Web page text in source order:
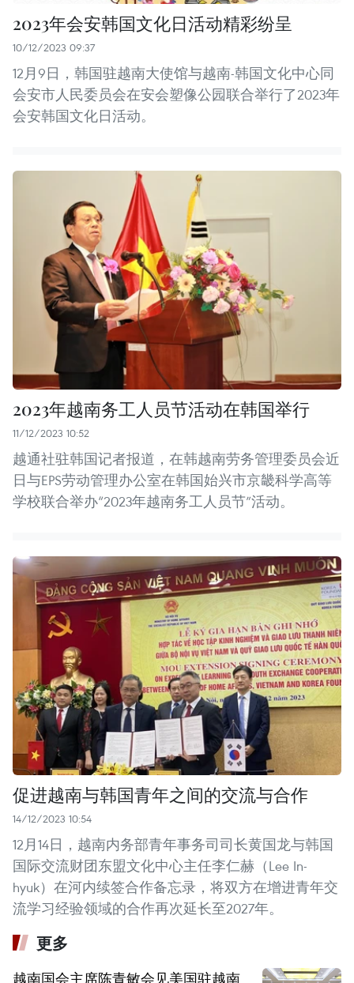
2023年会安韩国文化日活动精彩纷呈
10/12/2023 09:37
12月9日，韩国驻越南大使馆与越南-韩国文化中心同
会安市人民委员会在安会塑像公园联合举行了2023年
会安韩国文化日活动。
2023年越南务工人员节活动在韩国举行
11/12/2023 10:52
越通社驻韩国记者报道，在韩越南劳务管理委员会近
日与EPS劳动管理办公室在韩国始兴市京畿科学高等
学校联合举办“2023年越南务工人员节”活动。
促进越南与韩国青年之间的交流与合作
14/12/2023 10:54
12月14日，越南内务部青年事务司司长黄国龙与韩国
国际交流财团东盟文化中心主任李仁赫（Lee In-
hyuk）在河内续签合作备忘录，将双方在增进青年交
流学习经验领域的合作再次延长至2027年。 ​
更多
越南国会主席陈青敏会见美国驻越南